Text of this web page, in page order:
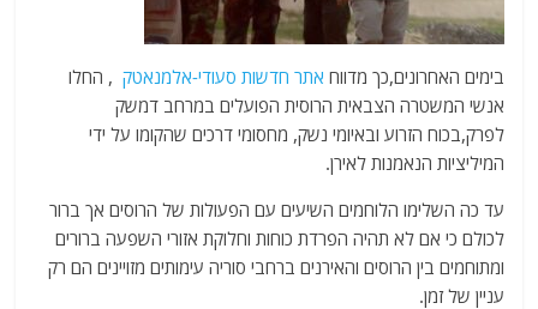
בימים האחרונים,כך מדווח אתר חדשות סעודי-אלמנאטק , החלו
אנשי המשטרה הצבאית הרוסית הפועלים במרחב דמשק
לפרק,בכוח הזרוע ובאיומי נשק, מחסומי דרכים שהקומו על ידי
המיליציות הנאמנות לאירן.
עד כה השלימו הלוחמים השיעים עם הפעולות של הרוסים אך ברור
לכולם כי אם לא תהיה הפרדת כוחות וחלוקת אזורי השפעה ברורים
ומתוחמים בין הרוסים והאירנים ברחבי סוריה עימותים מזויינים הם רק
עניין של זמן.